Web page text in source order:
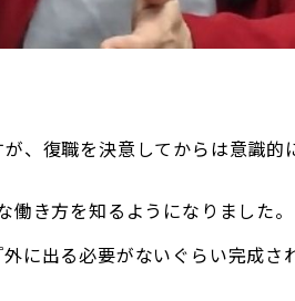
、復職を決意してからは意識的
き方を知るようになりました。
に出る必要がないぐらい完成さ